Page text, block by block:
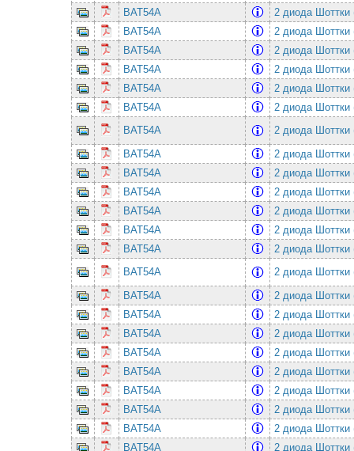
BAT54A
2 диода
BAT54A
2 диода
BAT54A
2 диода
BAT54A
2 диода
BAT54A
2 диода
BAT54A
2 диода
BAT54A
2 диода
BAT54A
2 диода
BAT54A
2 диода
BAT54A
2 диода
BAT54A
2 диода
BAT54A
2 диода
BAT54A
2 диода
BAT54A
2 диода
BAT54A
2 диода
BAT54A
2 диода
BAT54A
2 диода
BAT54A
2 диода
BAT54A
2 диода
BAT54A
2 диода
BAT54A
2 диода
BAT54A
2 диода
BAT54A
2 диода